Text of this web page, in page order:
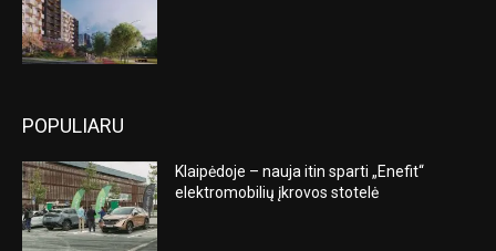
POPULIARU
Klaipėdoje – nauja itin sparti „Enefit“
elektromobilių įkrovos stotelė